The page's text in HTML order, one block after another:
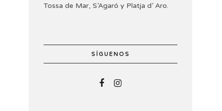
Tossa de Mar, S’Agaró y Platja d’ Aro.
SÍGUENOS